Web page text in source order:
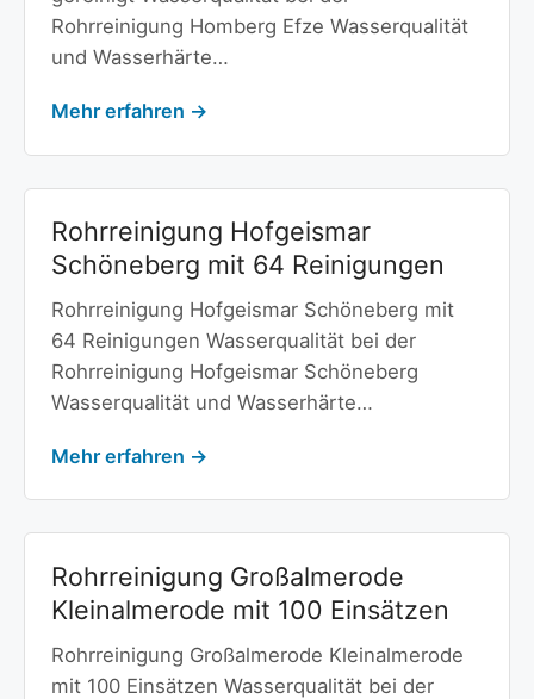
Rohrreinigung Homberg Efze Wasserqualität
und Wasserhärte…
Mehr erfahren →
Rohrreinigung Hofgeismar
Schöneberg mit 64 Reinigungen
Rohrreinigung Hofgeismar Schöneberg mit
64 Reinigungen Wasserqualität bei der
Rohrreinigung Hofgeismar Schöneberg
Wasserqualität und Wasserhärte…
Mehr erfahren →
Rohrreinigung Großalmerode
Kleinalmerode mit 100 Einsätzen
Rohrreinigung Großalmerode Kleinalmerode
mit 100 Einsätzen Wasserqualität bei der